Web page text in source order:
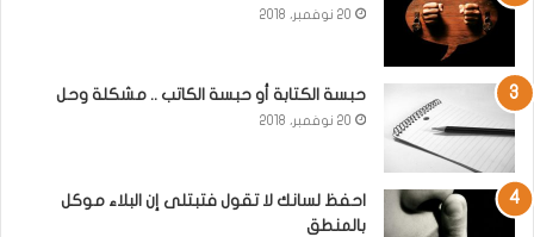
20 نوفمبر، 2018
حبسة الكتابة أو حبسة الكاتب .. مشكلة وحل
20 نوفمبر، 2018
احفظ لسانك لا تقول فتبتلى إن البلاء موكل
بالمنطق